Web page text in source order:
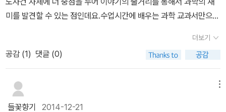
면 더럽고 피해야하고,심지어 죽여야한다는 고정관념을 가진 친구들
도 많을텐데해충은 전체 곤충의 5%밖에 안된다고해요.대부분의 곤
충이 지구의 생태계를 유지하는 아주 중요한 생명인데도사람에 의해
많은 종들이 멸종되어 가고 있다고하니 안타까운 마음이 드네요. 책
미를 발견할 수 있는 점인데요.수업시간에 배우는 과학 교과서만으로
이 책에서 과학적 지식을 찾아야겠다기보다는 자연스럽게 내가 몰랐
던 과학의 신비를 발견할 수 있어서 더욱 재미있는 시리즈죠.1권부터
읽으면 아로와 공부균 선생님의 만남과 주변인물들에 대해 좀 더 자
세히 알 수 있지만.각 권별로 주제가 있기 때문에 자신이 관심이 있는
더보기
공감 (1) 댓글 (0)
들꽃향기 2014-12-21